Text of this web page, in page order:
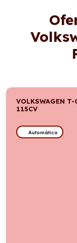
VOLKSWAGEN
115CV
Automático